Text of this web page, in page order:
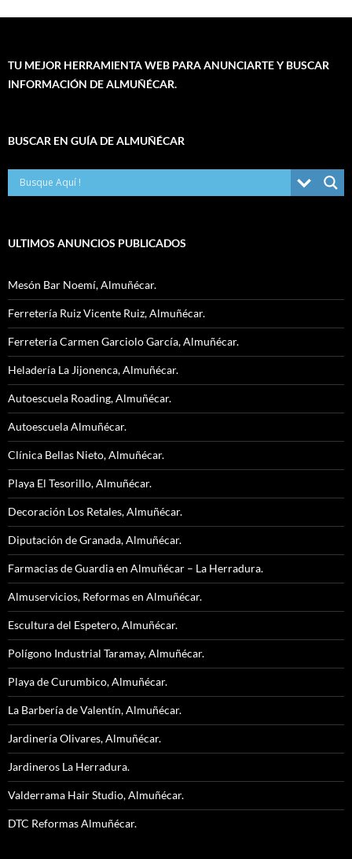
TU MEJOR HERRAMIENTA WEB PARA ANUNCIARTE Y BUSCAR
INFORMACIÓN DE ALMUÑÉCAR.
BUSCAR EN GUÍA DE ALMUÑÉCAR
ULTIMOS ANUNCIOS PUBLICADOS
Mesón Bar Noemí, Almuñécar.
Ferretería Ruiz Vicente Ruiz, Almuñécar.
Ferretería Carmen Garciolo García, Almuñécar.
Heladería La Jijonenca, Almuñécar.
Autoescuela Roading, Almuñécar.
Autoescuela Almuñécar.
Clínica Bellas Nieto, Almuñécar.
Playa El Tesorillo, Almuñécar.
Decoración Los Retales, Almuñécar.
Diputación de Granada, Almuñécar.
Farmacias de Guardia en Almuñécar – La Herradura.
Almuservicios, Reformas en Almuñécar.
Escultura del Espetero, Almuñécar.
Polígono Industrial Taramay, Almuñécar.
Playa de Curumbico, Almuñécar.
La Barbería de Valentín, Almuñécar.
Jardinería Olivares, Almuñécar.
Jardineros La Herradura.
Valderrama Hair Studio, Almuñécar.
DTC Reformas Almuñécar.